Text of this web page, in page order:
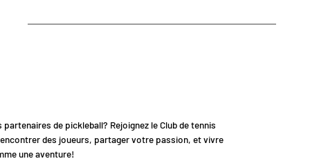
partenaires de pickleball? Rejoignez le Club de tennis
des joueurs, partager votre passion, et vivre
une aventure!